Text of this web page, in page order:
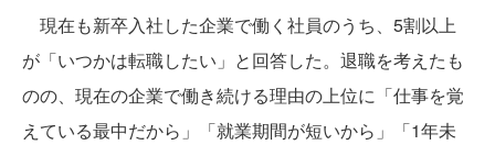
現在も新卒入社した企業で働く社員のうち、5割以上
が「いつかは転職したい」と回答した。退職を考えたも
のの、現在の企業で働き続ける理由の上位に「仕事を覚
えている最中だから」「就業期間が短いから」「1年未